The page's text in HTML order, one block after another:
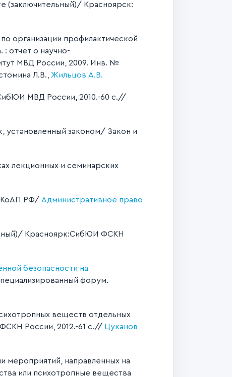
(заключительный)/ Красноярск:
организации профилактической
отчет о научно-
МВД России, 2009. Инв. №
Л.В., Жильцов А.В.
МВД России, 2010.-60 с.//
установленный законом/ Закон и
лекционных и семинарских
КоАП РФ/ Административное право
Красноярк:СибЮИ ФСКН
безопасности на
форум.
веществ отдельных
России, 2012.-61 с.// Цуканов
мероприятий, направленных на
или психотропные вещества